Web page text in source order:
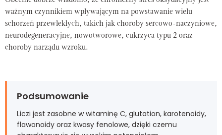
ważnym czynnikiem wpływającym na powstawanie wielu
schorzeń przewlekłych, takich jak choroby sercowo-naczyniowe,
neurodegeneracyjne, nowotworowe, cukrzyca typu 2 oraz
choroby narządu wzroku.
Podsumowanie
Liczi jest zasobne w witaminę C, glutation, karotenoidy,
flawonoidy oraz kwasy fenolowe, dzięki czemu